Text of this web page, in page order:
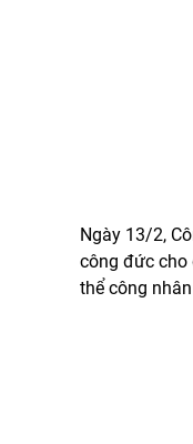
Ngày 13/2,
công đức cho
thể công